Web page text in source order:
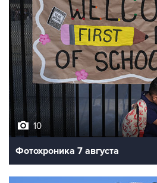
10
Фотохроника 7 августа